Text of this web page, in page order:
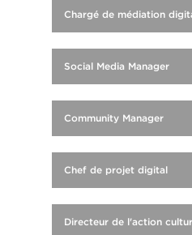
Chargé de médiation
Social Media Manager
Community Manager
Chef de projet digital
Directeur de l'action